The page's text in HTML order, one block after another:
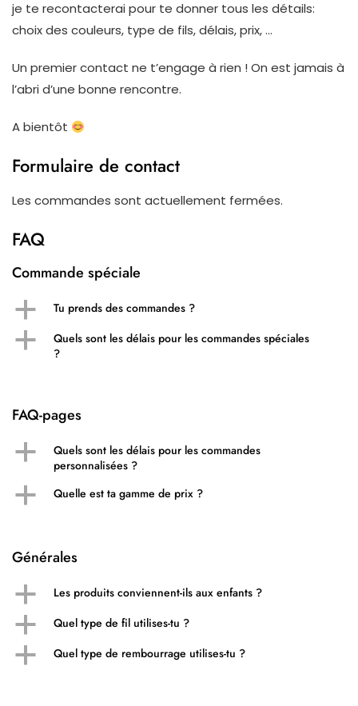
je te recontacterai pour te donner tous les détails:
choix des couleurs, type de fils, délais, prix, …
Un premier contact ne t’engage à rien ! On est jamais à
l’abri d’une bonne rencontre.
A bientôt
Formulaire de contact
Les commandes sont actuellement fermées.
FAQ
Commande spéciale
a Tu prends des commandes ?
a
Quels sont les délais pour les commandes spéciales
?
FAQ-pages
a
Quels sont les délais pour les commandes
personnalisées ?
a Quelle est ta gamme de prix ?
Générales
a Les produits conviennent-ils aux enfants ?
a Quel type de fil utilises-tu ?
a Quel type de rembourrage utilises-tu ?